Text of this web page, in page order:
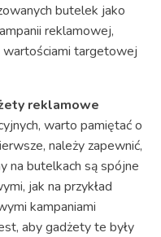
butelek jako
reklamowej,
wartościami targetowej
reklamowe
warto pamiętać o
należy zapewnić,
na butelkach są spójne
jak na przykład
kampaniami
aby gadżety te były